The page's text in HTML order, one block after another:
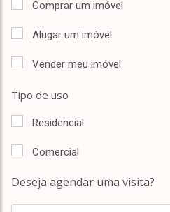
Comprar um imóvel
Alugar um imóvel
Vender meu imóvel
Tipo de uso
Residencial
Comercial
Deseja agendar uma visita?